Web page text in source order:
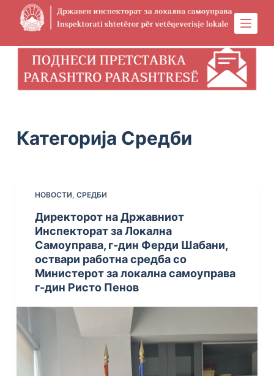
i
o
nКатегорија Средби
НОВОСТИ, СРЕДБИ
Директорот на Државниот
Инспекторат за Локална
Самоуправа, г-дин Ферди Шабани,
оствари работна средба со
Министерот за локална самоуправа
г-дин Ристо Пенов